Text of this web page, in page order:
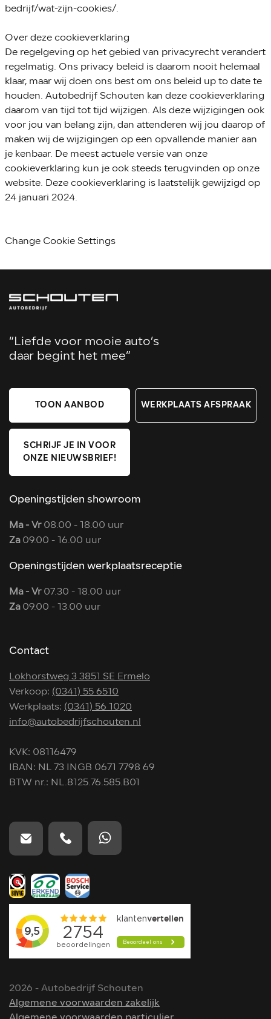
bedrijf/wat-zijn-cookies/.
Over deze cookieverklaring
De regelgeving op het gebied van privacyrecht verandert
regelmatig. Ons privacy beleid is daarom nooit helemaal
klaar, maar wij doen ons best om ons beleid up to date te
houden. Autobedrijf Schouten kan deze cookieverklaring
daarom van tijd tot tijd wijzigen. Als deze wijzigingen ook
voor jou van belang zijn, dan attenderen wij jou daarop of
maken wij de wijzigingen op een opvallende manier aan
je kenbaar. De meest actuele versie van onze
cookieverklaring kun je ook steeds terugvinden op onze
website. Deze cookieverklaring is laatstelijk gewijzigd op
24 januari 2024.
Change Cookie Settings
“Liefde voor mooie auto’s
daar begint het mee”
TOON AANBOD WERKPLAATS AFSPRAAK
SCHRIJF JE IN VOOR
ONZE NIEUWSBRIEF!
Openingstijden showroom
Ma - Vr 08.00 - 18.00 uur
Za 09.00 - 16.00 uur
Openingstijden werkplaatsreceptie
Ma - Vr 07.30 - 18.00 uur
Za 09.00 - 13.00 uur
Contact
Lokhorstweg 3 3851 SE Ermelo
Verkoop: (0341) 55 6510
Werkplaats: (0341) 56 1020
info@autobedrijfschouten.nl
KVK: 08116479
IBAN: NL 73 INGB 0671 7798 69
BTW nr.: NL.8125.76.585.B01
2026 - Autobedrijf Schouten
Algemene voorwaarden zakelijk